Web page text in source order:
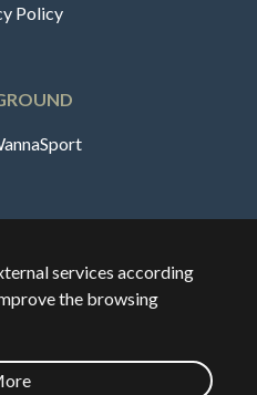
Policy
services according
the browsing